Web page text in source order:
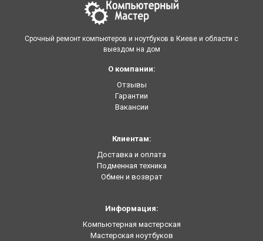
Срочный ремонт компьютеров и ноутбуков в Киеве и области с
выездом на дом
О компании:
Отзывы
Гарантии
Вакансии
Клиентам:
Доставка и оплата
Подменная техника
Обмен и возврат
Информация:
Компьютерная мастерская
Мастерская ноутбуков